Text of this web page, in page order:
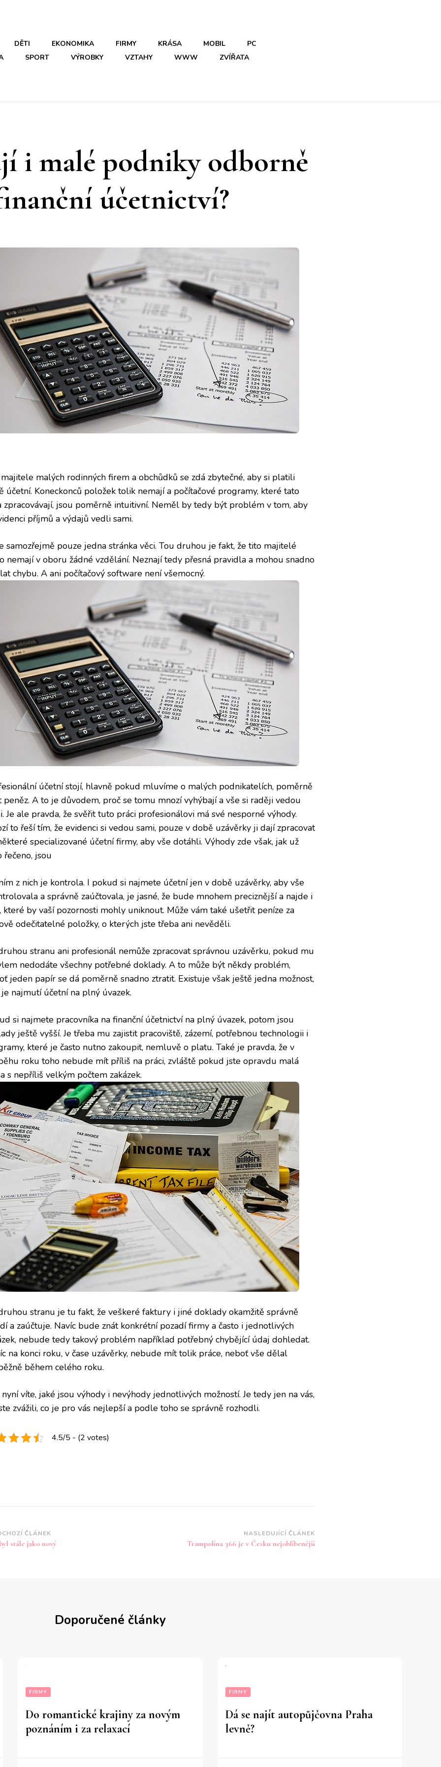
DĚTI EKONOMIKA FIRMY KRÁSA MOBIL
PC
SPORT VÝROBKY VZTAHY WWW ZVÍŘATA
i malé podniky odborně
účetnictví?
malých rodinných firem a obchůdků se zdá zbytečné, aby si platili
účetní. Koneckonců položek tolik nemají a počítačové programy, které tato
zpracovávají, jsou poměrně intuitivní. Neměl by tedy být problém v tom, aby
příjmů a výdajů vedli sami.
samozřejmě pouze jedna stránka věci. Tou druhou je fakt, že tito majitelé
nemají v oboru žádné vzdělání. Neznají tedy přesná pravidla a mohou snadno
chybu. A ani počítačový software není všemocný.
účetní stojí, hlavně pokud mluvíme o malých podnikatelích, poměrně
peněz. A to je důvodem, proč se tomu mnozí vyhýbají a vše si raději vedou
Je ale pravda, že svěřit tuto práci profesionálovi má své nesporné výhody.
to řeší tím, že evidenci si vedou sami, pouze v době uzávěrky ji dají zpracovat
specializované účetní firmy, aby vše dotáhli. Výhody zde však, jak už
řečeno, jsou
z nich je kontrola. I pokud si najmete účetní jen v době uzávěrky, aby vše
a správně zaúčtovala, je jasné, že bude mnohem preciznější a najde i
které by vaší pozornosti mohly uniknout. Může vám také ušetřit peníze za
odečitatelné položky, o kterých jste třeba ani nevěděli.
stranu ani profesionál nemůže zpracovat správnou uzávěrku, pokud mu
nedodáte všechny potřebné doklady. A to může být někdy problém,
jeden papír se dá poměrně snadno ztratit. Existuje však ještě jedna možnost,
najmutí účetní na plný úvazek.
si najmete pracovníka na finanční účetnictvína plný úvazek, potom jsou
ještě vyšší. Je třeba mu zajistit pracoviště, zázemí, potřebnou technologii i
které je často nutno zakoupit, nemluvě o platu. Také je pravda, že v
roku toho nebude mít příliš na práci, zvláště pokud jste opravdu malá
s nepříliš velkým počtem zakázek.
stranu je tu fakt, že veškeré faktury i jiné doklady okamžitě správně
a zaúčtuje. Navíc bude znát konkrétní pozadí firmy a často i jednotlivých
nebude tedy takový problém například potřebný chybějící údaj dohledat.
na konci roku, v čase uzávěrky, nebude mít tolik práce, neboť vše dělal
během celého roku.
nyní víte, jaké jsou výhody i nevýhody jednotlivých možností. Je tedy jen na vás,
zvážili, co je pro vás nejlepší a podle toho se správně rozhodli.
4.5/5 - (2 votes)
ČLÁNEK
stále jako nový
NASLEDUJÍCÍ ČLÁNEK
Trampolína 366 je v Česku nejoblíbenější
Doporučené články
FIRMY
Do romantické krajiny za novým
poznáním i za relaxací
FIRMY
Dá se najít autopůjčovna Praha
levně?